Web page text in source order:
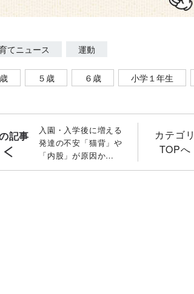
てニュース 運動
５歳 ６歳 小学１年生
記事
入園・入学後に増える
発達の不安「猫背」や
「内股」が原因か
も？ 理学療法士が教
カテゴリ
TOPへ